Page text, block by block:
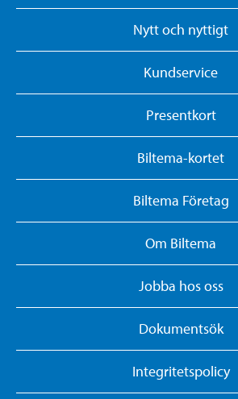
Nytt och nyttigt
Kundservice
Presentkort
Biltema-kortet
Biltema Företag
Om Biltema
Jobba hos oss
Dokumentsök
Integritetspolicy